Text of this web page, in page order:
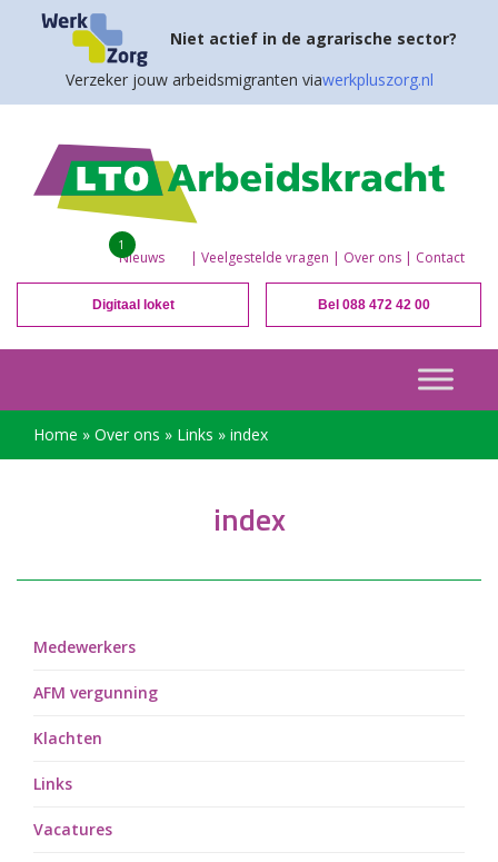
Niet actief in de agrarische sector?
Verzeker jouw arbeidsmigranten viawerkpluszorg.nl
Nieuws
1
| Veelgestelde vragen | Over ons | Contact
Digitaal loket Bel 088 472 42 00
Home » Over ons » Links » index
index
Medewerkers
AFM vergunning
Klachten
Links
Vacatures